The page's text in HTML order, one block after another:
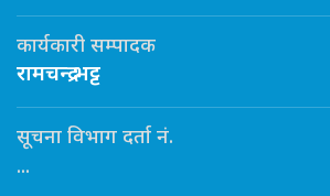
कार्यकारी सम्पादक
रामचन्द्र भट्ट
सूचना विभाग दर्ता नं.
...